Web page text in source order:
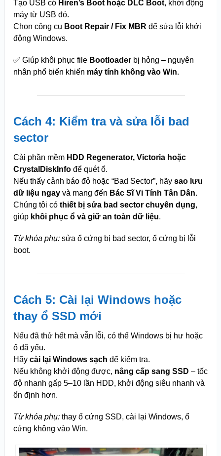
Tạo USB có Hiren’s Boot hoặc DLC Boot, khởi động
máy từ USB đó.
Chọn công cụ Boot Repair / Fix MBR để sửa lỗi khởi
động Windows.
✅ Giúp khôi phục file Bootloaderbị hỏng – nguyên
nhân phổ biến khiến máy tính không vào Win.
Cách 4: Kiểm tra và sửa lỗi bad
sector
Cài phần mềm HDD Regenerator, Victoria hoặc
CrystalDiskInfođể quét ổ.
Nếu thấy cảnh báo đỏ hoặc “Bad Sector”, hãy sao lưu
dữ liệu ngayvà mang đến Bác Sĩ Vi Tính Tân Dân.
Chúng tôi có thiết bị sửa bad sector chuyên dụng,
giúp khôi phục ổ và giữ an toàn dữ liệu.
Từ khóa phụ:sửa ổ cứng bị bad sector, ổ cứng bị lỗi
boot.
Cách 5: Cài lại Windows hoặc
thay ổ SSD mới
Nếu đã thử hết mà vẫn lỗi, có thể Windows bị hư hoặc
ổ đã yếu.
Hãy cài lại Windows sạch để kiểm tra.
Nếu không khởi động được, nâng cấp sang SSD – tốc
độ nhanh gấp 5–10 lần HDD, khởi động siêu nhanh và
ổn định hơn.
Từ khóa phụ:thay ổ cứng SSD, cài lại Windows, ổ
cứng không vào Win.